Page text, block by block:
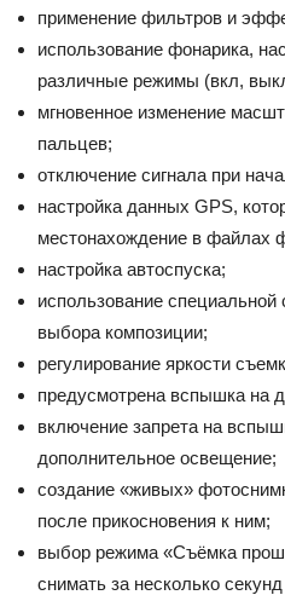
применение фильтров и
использование фонарика,
различные режимы (вкл,
мгновенное изменение
пальцев;
отключение сигнала при
настройка данных GPS,
местонахождение в файлах
настройка автоспуска;
использование специальной
выбора композиции;
регулирование яркости
предусмотрена вспышка на
включение запрета на
дополнительное освещение;
создание «живых»
после прикосновения к ним;
выбор режима «Съёмка
снимать за несколько